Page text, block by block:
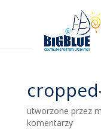
utworzone przez
komentarzy